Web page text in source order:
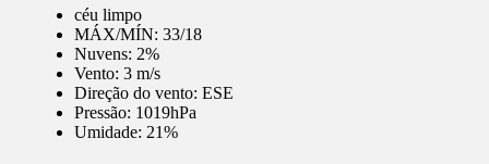
céu limpo
MÁX/MÍN: 33/18
Nuvens: 2%
Vento: 3 m/s
Direção do vento: ESE
Pressão: 1019hPa
Umidade: 21%